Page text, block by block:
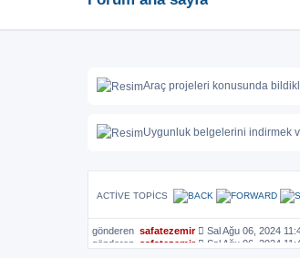
Araç projeleri konusunda
Uygunluk belgelerini indirmek
ACTIVE TOPICS
gönderen safatezemir Sal Ağu 06, 2024
gönderen
safatezemir Sal Ağu 06, 2024